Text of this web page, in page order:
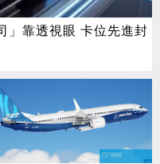
」靠透視眼 卡位先進封